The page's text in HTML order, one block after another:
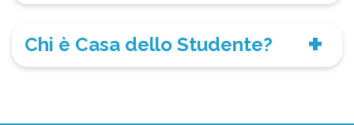
Chi è Casa dello Studente?